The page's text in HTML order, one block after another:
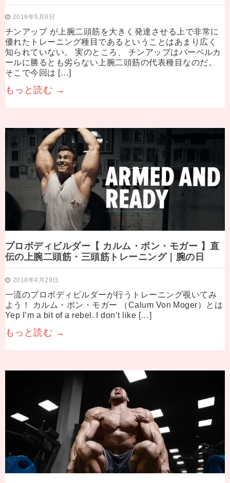
2018年5月8日
チンアップ が上腕二頭筋を大きく発達させる上で非常に
優れたトレーニング種目であるということはあまり広く
知られていない。 実のところ、 チンアップはバーベルカ
ールに勝るとも劣らない上腕二頭筋の代表種目なのだ。
そこで今回は […]
もっと読む →
プロボディビルダー【 カルム・ボン・モガー 】直
伝の上腕二頭筋・三頭筋トレーニング｜腕の日
2018年4月29日
一流のプロボディビルダーが行うトレーニング覗いてみ
よう！ カルム・ボン・モガー （Calum Von Moger）とは
Yep I’m a bit of a rebel. I don’t like […]
もっと読む →